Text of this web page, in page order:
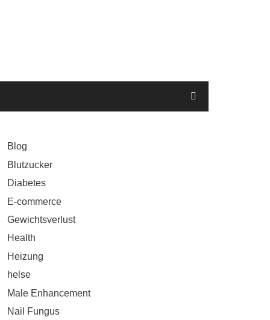
Blog
Blutzucker
Diabetes
E-commerce
Gewichtsverlust
Health
Heizung
helse
Male Enhancement
Nail Fungus